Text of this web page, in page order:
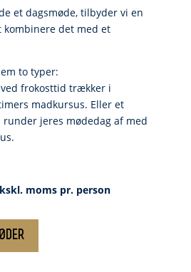
et dagsmøde, tilbyder vi en
det med et
to typer:
frokosttid trækker i
madkursus. Eller et
runder jeres mødedag af med
moms pr. person